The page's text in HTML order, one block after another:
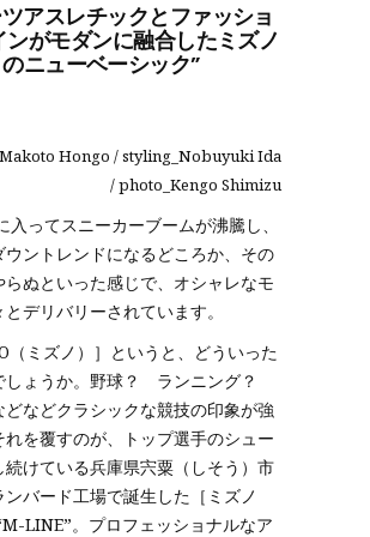
アスレチックとファッショ
ンがモダンに融合したミズノ
のニューベーシック”
Hongo / styling_Nobuyuki Ida
/ photo_Kengo Shimizu
入ってスニーカーブームが沸騰し、
ウントレンドになるどころか、その
らぬといった感じで、オシャレなモ
デリバリーされています。
（ミズノ）］というと、どういった
しょうか。野球？ ランニング？
どなどクラシックな競技の印象が強
れを覆すのが、トップ選手のシュー
続けている兵庫県宍粟（しそう）市
バード工場で誕生した［ミズノ
LINE”。プロフェッショナルなア